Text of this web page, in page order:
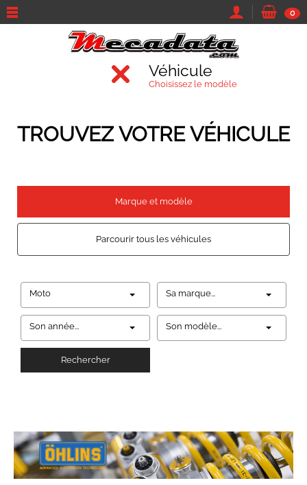
0
Véhicule
Choisissez le modèle
TROUVEZ VOTRE VÉHICULE
Marque et modèle
Parcourir tous les véhicules
Moto Sa marque...
Son année... Son modèle...
Rechercher